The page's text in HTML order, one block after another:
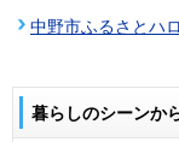
中野市ふるさとハ
暮らしのシーンか